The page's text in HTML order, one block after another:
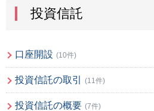
投資信託
口座開設 (10件)
投資信託の取引 (11件)
投資信託の概要 (7件)